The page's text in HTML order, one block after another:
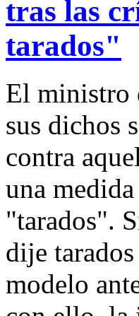
tras las
tarados"
El ministro
sus dichos
contra
una
"tarados".
dije
modelo